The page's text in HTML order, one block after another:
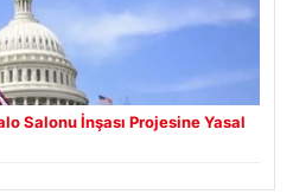
Salonu İnşası Projesine Yasal